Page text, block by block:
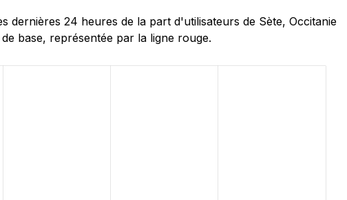
24 heures de la part d'utilisateurs de Sète, Occitanie
base, représentée par la ligne rouge.